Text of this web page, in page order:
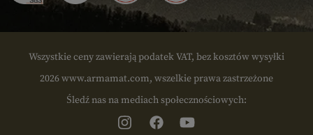
Wszystkie ceny zawierają podatek VAT, bez kosztów wysyłki
2026 www.armamat.com, wszelkie prawa zastrzeżone
Śledź nas na mediach społecznościowych: